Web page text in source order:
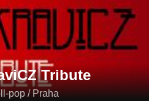
Tribute
pop / Praha